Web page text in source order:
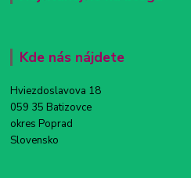
Kde nás nájdete
Hviezdoslavova 18
059 35 Batizovce
okres Poprad
Slovensko